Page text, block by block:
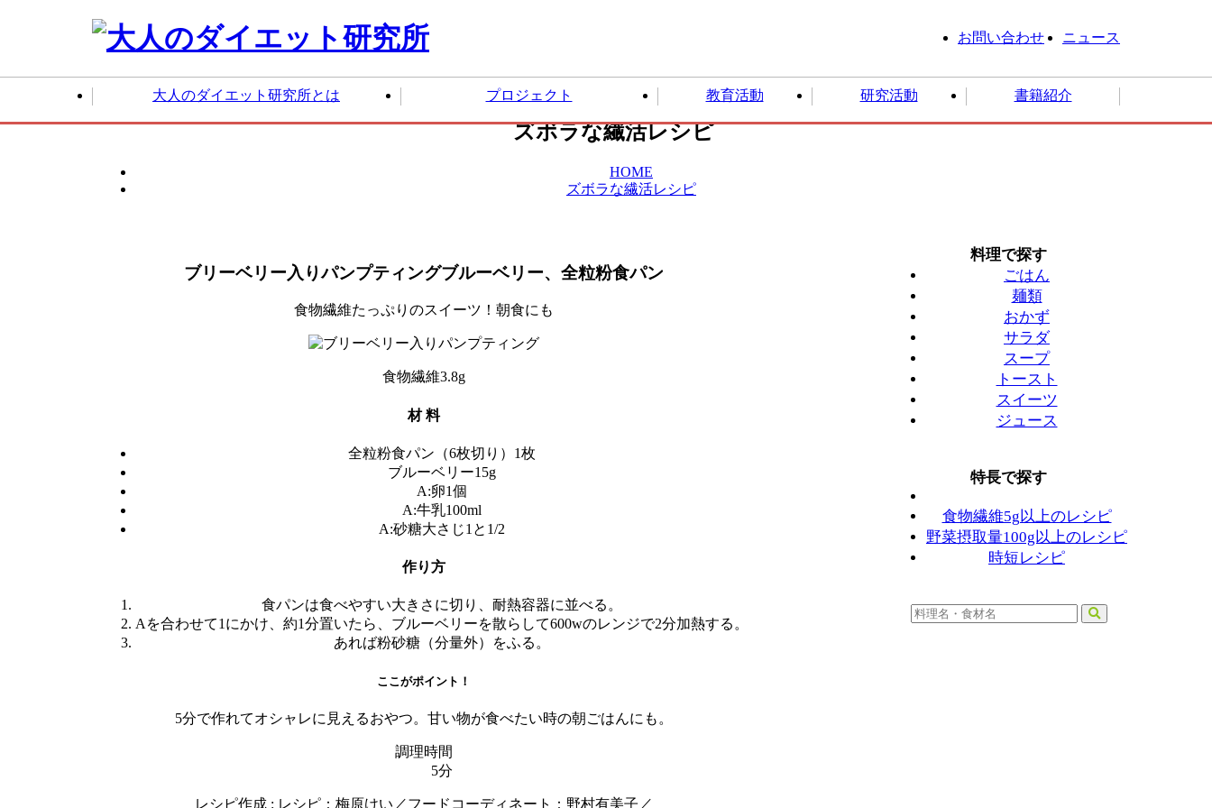
お問い合わせ ニュース
大人のダイエット研究所とは プロジェクト
大人の繊活プロジェクト
リセットごはん®プロジェ
ズボラレシピコンテスト
教育活動
卒業生の声
食物繊維マイスター養成講
研究活動 書籍紹介
ズボラな繊活レシピ
HOME
ズボラな繊活レシピ
ブリーベリー入りパンプティングブルーベリー、全粒粉食パン
食物繊維たっぷりのスイーツ！朝食にも
食物繊維3.8g
材 料
全粒粉食パン（6枚切り） 1枚
ブルーベリー15g
A:卵1個
A:牛乳100ml
A:砂糖大さじ1と1/2
作り方
食パンは食べやすい大きさに切り、耐熱容器に並べる。
Aを合わせて1にかけ、約1分置いたら、ブルーベリーを散らして600wのレンジで2分加熱する。
あれば粉砂糖（分量外）をふる。
ここがポイント！
5分で作れてオシャレに見えるおやつ。甘い物が食べたい時の朝ごはんにも。
調理時間
5分
レシピ作成 : レシピ：梅原けい／フードコーディネート：野村有美子／
料理で探す
ごはん
麺類
おかず
サラダ
スープ
トースト
スイーツ
ジュース
特長で探す
食物繊維5g以上のレシピ
野菜摂取量100g以上のレシピ
時短レシピ